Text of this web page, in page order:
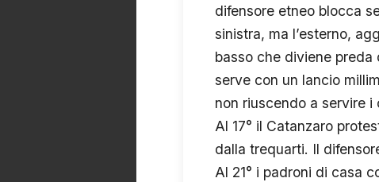
difensore etneo blocca
sinistra, ma l’esterno,
basso che diviene preda
serve con un lancio
non riuscendo a servire i
Al 17° il Catanzaro
dalla trequarti. Il
Al 21° i padroni di casa